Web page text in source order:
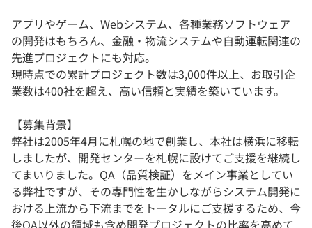
アプリやゲーム、Webシステム、各種業務ソフトウェア
の開発はもちろん、金融・物流システムや自動運転関連の
先進プロジェクトにも対応。
現時点での累計プロジェクト数は3,000件以上、お取引企
業数は400社を超え、高い信頼と実績を築いています。
【募集背景】
弊社は2005年4月に札幌の地で創業し、本社は横浜に移転
しましたが、開発センターを札幌に設けてご支援を継続し
てまいりました。QA（品質検証）をメイン事業としてい
る弊社ですが、その専門性を生かしながらシステム開発に
おける上流から下流までをトータルにご支援するため、今